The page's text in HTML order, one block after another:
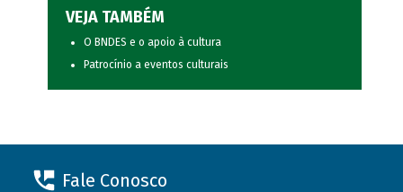
VEJA TAMBÉM
O BNDES e o apoio à cultura
Patrocínio a eventos culturais
Fale Conosco